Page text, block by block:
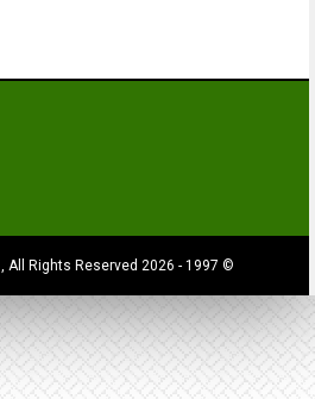
© 1997 - 2026
, All Rights Reserved®